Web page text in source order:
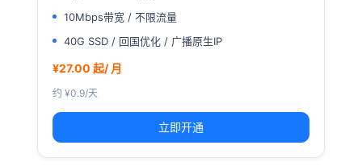
10Mbps带宽 / 不限流量
40G SSD / 回国优化 / 广播原生IP
¥27.00 起/ 月
约 ¥0.9/天
立即开通